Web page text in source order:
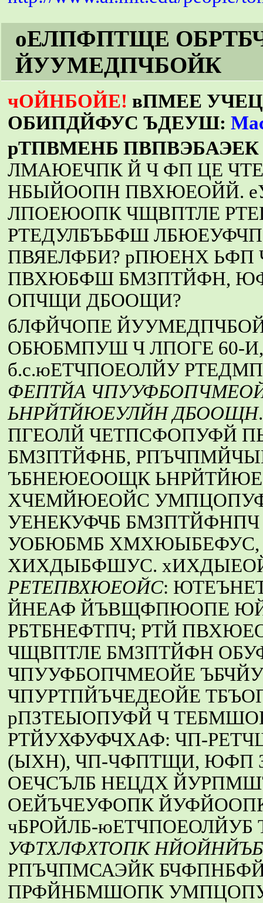
оЕЛПФПТЩЕ
ЙУУМЕДПЧБОЙК
чОЙНБОЙЕ! вПМЕЕ
ОБИПДЙФУС ЪДЕУШ:
рТПВМЕНБ
ЛМАЮЕЧПК Й Ч ФП ЦЕ
НБЫЙООПН ПВХЮЕОЙЙ.
ЛПОЕЮОПК ЧЩВПТЛЕ
РТЕДУЛБЪБФШ
ПВЯЕЛФБИ? рПЮЕНХ ЬФП
ПВХЮБФШ БМЗПТЙФН,
ОПЧЩИ ДБООЩИ?
бЛФЙЧОПЕ
ОБЮБМПУШ Ч ЛПОГЕ 60-И,
б.с.юЕТЧПОЕОЛЙУ
ФЕПТЙА
ЬНРЙТЙЮЕУЛЙН ДБООЩН
ПГЕОЛЙ ЧЕТПСФОПУФЙ
БМЗПТЙФНБ,
ЪБНЕЮЕООЩК
ХЧЕМЙЮЕОЙС
УЕНЕКУФЧБ
УОБЮБМБ
ХИХДЫБФШУС.
РЕТЕПВХЮЕОЙС:
ЙНЕАФ ЙЪВЩФПЮОПЕ
РБТБНЕФТПЧ; РТЙ
ЧЩВПТЛЕ БМЗПТЙФН
ЧПУУФБОПЧМЕОЙЕ
ЧПУРТПЙЪЧЕДЕОЙЕ
рПЗТЕЫОПУФЙ Ч
РТЙУХФУФЧХАФ: ЧП-
(ЫХН), ЧП-ЧФПТЩИ, ЮФП
ОЕЧСЪЛБ НЕЦДХ
ОЕЙЪЧЕУФОПК
чБРОЙЛБ-
УФТХЛФХТОПК
РПЪЧПМСАЭЙК
ПРФЙНБМШОПК